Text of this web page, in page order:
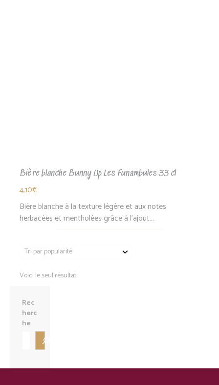
Bière blanche Bunny Up Les Funambules 33 cl
4,10€
Bière blanche à la texture légère et aux notes
herbacées et mentholées grâce à l'ajout…
Voici le seul résultat
Rec
herc
he